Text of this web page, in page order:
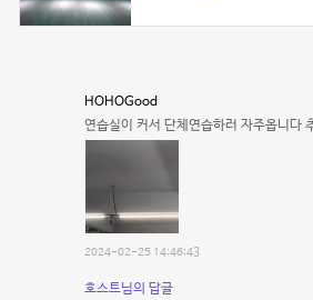
HOHOGood
연습실이 커서 단체연습하러 자주옵니다
2024-02-25 14:46:43
호스트님의 답글